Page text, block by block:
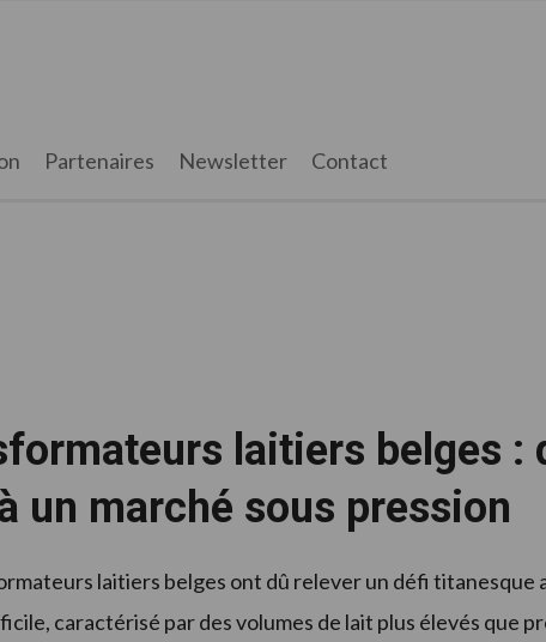
Partenaires Newsletter Contact
laitiers belges :
un marché sous pression
laitiers belges ont dû relever un défi titanesque
caractérisé par des volumes de lait plus élevés que